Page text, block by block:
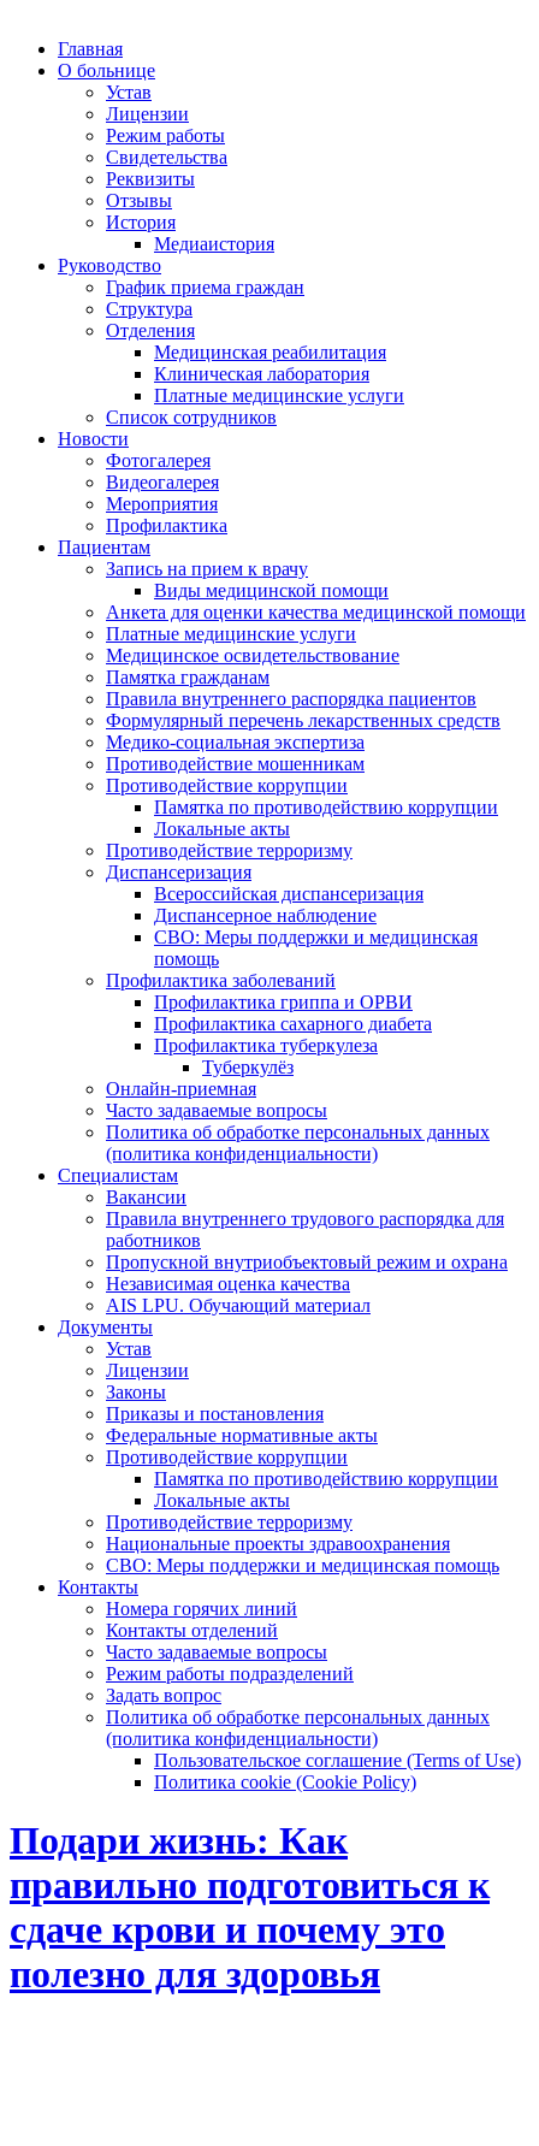
Главная
О больнице
Устав
Лицензии
Режим работы
Свидетельства
Реквизиты
Отзывы
История
Медиаистория
Руководство
График приема граждан
Структура
Отделения
Медицинская реабилитация
Клиническая лаборатория
Платные медицинские услуги
Список сотрудников
Новости
Фотогалерея
Видеогалерея
Мероприятия
Профилактика
Пациентам
Запись на прием к врачу
Виды медицинской помощи
Анкета для оценки качества медицинской помощи
Платные медицинские услуги
Медицинское освидетельствование
Памятка гражданам
Правила внутреннего распорядка пациентов
Формулярный перечень лекарственных средств
Медико-социальная экспертиза
Противодействие мошенникам
Противодействие коррупции
Памятка по противодействию коррупции
Локальные акты
Противодействие терроризму
Диспансеризация
Всероссийская диспансеризация
Диспансерное наблюдение
СВО: Меры поддержки и медицинская
помощь
Профилактика заболеваний
Профилактика гриппа и ОРВИ
Профилактика сахарного диабета
Профилактика туберкулеза
Туберкулёз
Онлайн-приемная
Часто задаваемые вопросы
Политика об обработке персональных данных
(политика конфиденциальности)
Специалистам
Вакансии
Правила внутреннего трудового распорядка для
работников
Пропускной внутриобъектовый режим и охрана
Независимая оценка качества
AIS LPU. Обучающий материал
Документы
Устав
Лицензии
Законы
Приказы и постановления
Федеральные нормативные акты
Противодействие коррупции
Памятка по противодействию коррупции
Локальные акты
Противодействие терроризму
Национальные проекты здравоохранения
СВО: Меры поддержки и медицинская помощь
Контакты
Номера горячих линий
Контакты отделений
Часто задаваемые вопросы
Режим работы подразделений
Задать вопрос
Политика об обработке персональных данных
(политика конфиденциальности)
Пользовательское соглашение (Terms of Use)
Политика cookie (Cookie Policy)
Подари жизнь: Как
правильно подготовиться к
сдаче крови и почему это
полезно для здоровья